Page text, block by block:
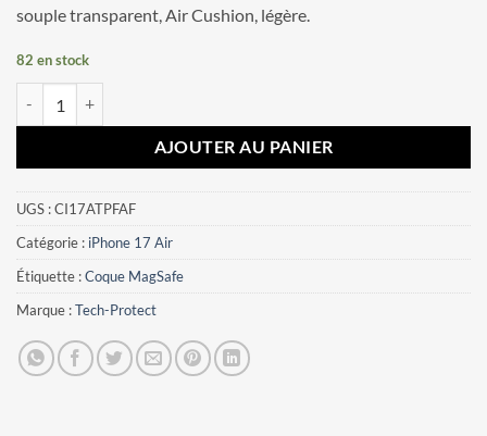
souple transparent, Air Cushion, légère.
82 en stock
AJOUTER AU PANIER
UGS :CI17ATPFAF
Catégorie : iPhone 17 Air
Étiquette :Coque MagSafe
Marque :Tech-Protect